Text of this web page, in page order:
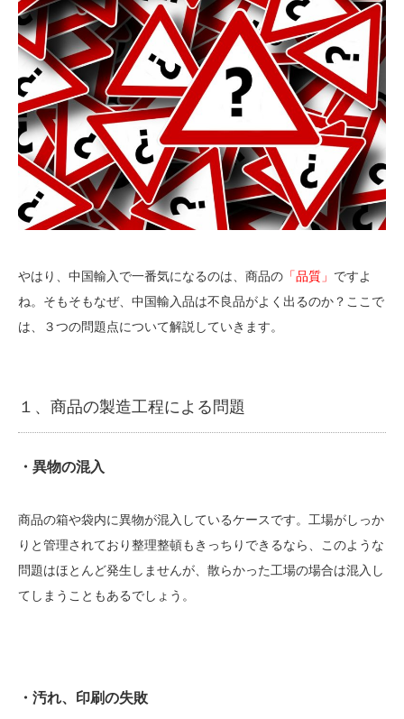
やはり、中国輸入で一番気になるのは、商品の 「品質」 ですよ
ね。そもそもなぜ、中国輸入品は不良品がよく出るのか？ここで
は、３つの問題点について解説していきます。
１、商品の製造工程による問題
・異物の混入
商品の箱や袋内に異物が混入しているケースです。工場がしっか
りと管理されており整理整頓もきっちりできるなら、このような
問題はほとんど発生しませんが、散らかった工場の場合は混入し
てしまうこともあるでしょう。
・汚れ、印刷の失敗